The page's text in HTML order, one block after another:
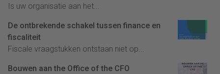
Is uw organisatie aan het...
De ontbrekende schakel tussen finance en
fiscaliteit
Fiscale vraagstukken ontstaan niet op...
Bouwen aan the Office of the CFO